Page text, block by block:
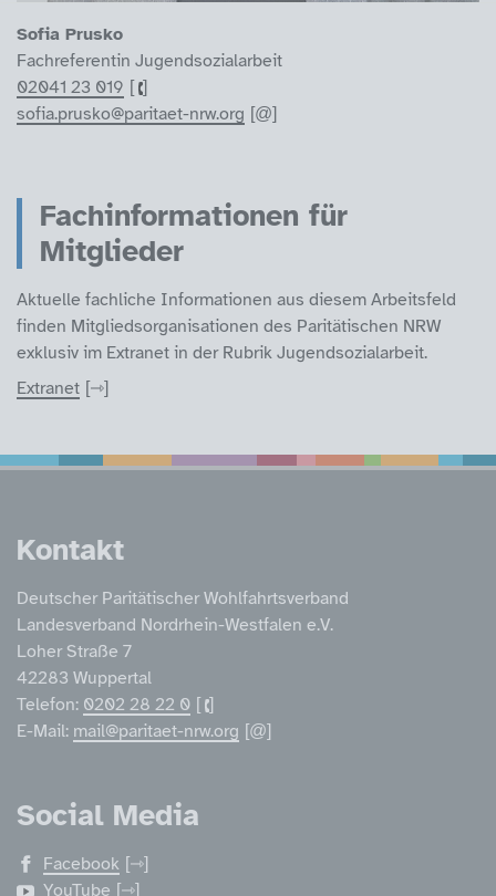
Sofia Prusko
Fachreferentin Jugendsozialarbeit
02041 23 019
sofia.prusko@paritaet-nrw.org
Fachinformationen für
Mitglieder
Aktuelle fachliche Informationen aus diesem Arbeitsfeld
finden Mitgliedsorganisationen des Paritätischen NRW
exklusiv im Extranet in der Rubrik Jugendsozialarbeit.
Extranet
Service
Kontakt
Deutscher Paritätischer Wohlfahrtsverband
Landesverband Nordrhein-Westfalen e.V.
Loher Straße 7
42283 Wuppertal
Telefon: 0202 28 22 0
E-Mail: mail@paritaet-nrw.org
Social Media
Facebook
YouTube